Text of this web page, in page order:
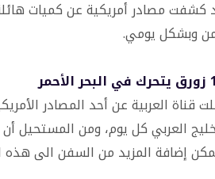
كشفت مصادر أمريكية عن كميات
وبشكل يومي.
العربي كل يوم، ومن المستحيل
إضافة المزيد من السفن الى هذه